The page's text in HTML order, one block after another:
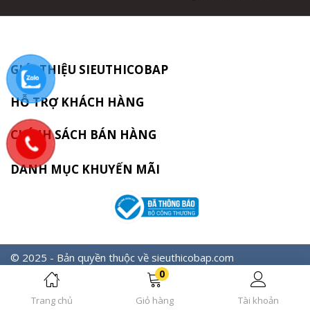
Trang chủ
0
Giỏ hàng Tài khoản
3.3. Tốt cho hệ tiêu hóa
Không chứa lactose hay gluten, giúp giảm đầy hơi, khó tiêu
thường gặp khi dùng Whey ở người nhạy cảm.
3.4. Bổ sung dưỡng chất toàn diện
chất và chất chống oxy hóa từ hạt, ngũ cốc.
Nguồn đạm thực vật ít cholesterol, kết hợp chất béo tốt
(omega-3) giúp giảm nguy cơ tim mạch.
GIỚI THIỆU SIEUTHICOBAP
HỖ TRỢ KHÁCH HÀNG
CHÍNH SÁCH BÁN HÀNG
DANH MỤC KHUYẾN MÃI
© 2025 - Bản quyền thuộc về sieuthicobap.com